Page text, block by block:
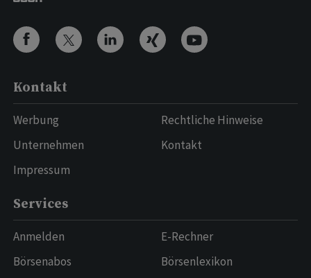
Kontakt
Werbung
Unternehmen
Impressum
Rechtliche Hinweise
Kontakt
Services
Anmelden
Börsenabos
E-Rechner
Börsenlexikon